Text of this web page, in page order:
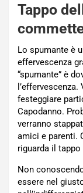
Tappo
Lo spumante è
effervescenza
“spumante” è
festeggiare
Capodanno.
verranno
amici e parenti.
riguarda il
Non
essere nel